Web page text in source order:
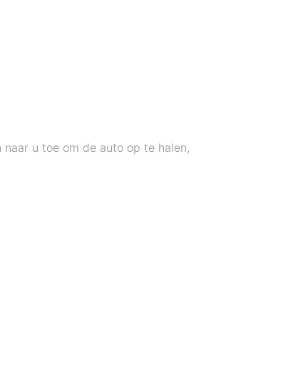
u toe om de auto op te halen,